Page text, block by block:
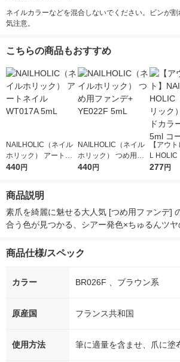
ネイルカラーなどを混合しないでください。ビンが
気注意。
こちらの商品もおすすめ
NAILHOLIC（ネイル
ホリック） アートネ
イル WT017A 5mL
440円
NAILHOLIC（ネイル
ホリック） つめ用フ
ァンデ+ YE022F 5mL
440円
【アウ
L HOLIC
ック） リ
277円
商品説明
素爪を綺麗に魅せる大人気 [つめ用ファンデ]
合う色が見つかる、シアー発色×ちゅるんツヤ
商品仕様/スペック
カラー BR026F 、ブラウン系
原産国 フランス共和国
使用方法 筆に適量を含ませ、爪に塗